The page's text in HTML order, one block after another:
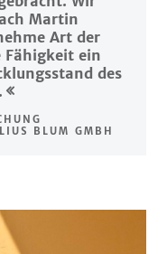
Martin
Art der
Fähigkeit ein
des
BLUM GMBH